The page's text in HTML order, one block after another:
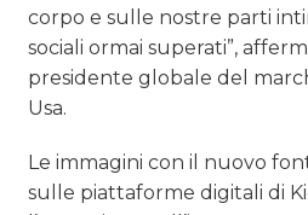
corpo e sulle nostre parti
sociali ormai superati”,
presidente globale del
Usa.
Le immagini con il nuovo
sulle piattaforme digitali di